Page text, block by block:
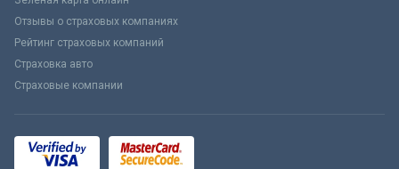
Отзывы о страховых компаниях
Рейтинг страховых компаний
Страховка авто
Страховые компании